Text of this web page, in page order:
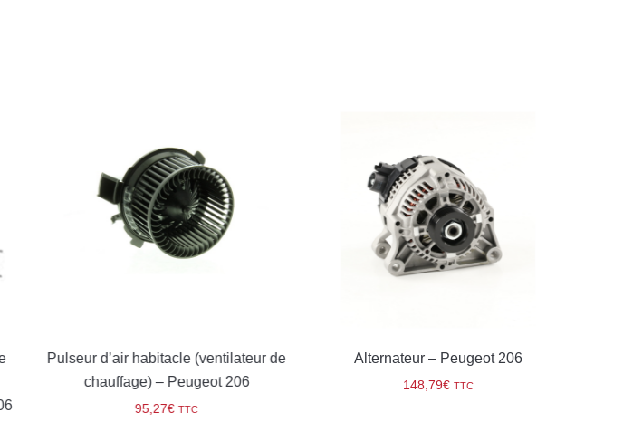
Pulseur d’air habitacle (ventilateur de
chauffage) – Peugeot 206
95,27€ TTC
Alternateur – Peugeot 206
148,79€ TTC